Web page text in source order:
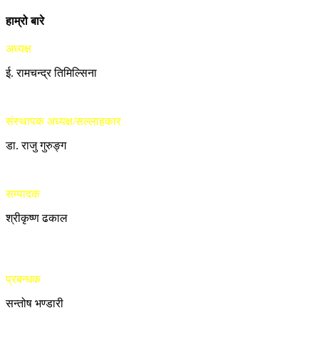
हाम्रो बारे
अध्यक्ष
ई. रामचन्द्र तिमिल्सिना
संस्थापक अध्यक्ष/सल्लाहकार
डा. राजु गुरुङ्ग
सम्पादक
श्रीकृष्ण ढकाल
प्रबन्धक
सन्तोष भण्डारी